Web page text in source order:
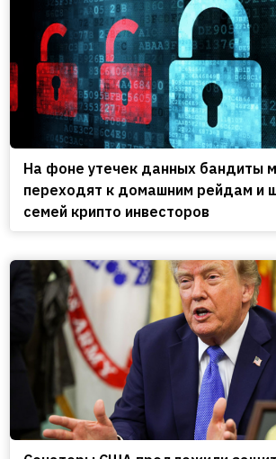
На фоне утечек данных бандиты
переходят к домашним рейдам и
семей крипто инвесторов